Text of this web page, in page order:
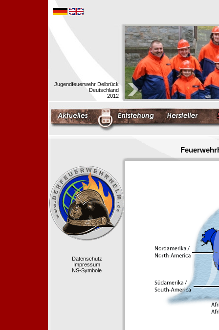
Jugendfeuerwehr Delbrück
Deutschland
2012
Datenschutz
Impressum
NS-Symbole